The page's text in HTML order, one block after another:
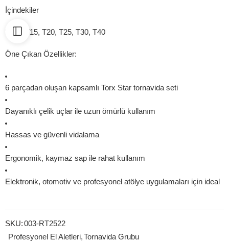
İçindekiler
*T10, T15, T20, T25, T30, T40
Öne Çıkan Özellikler:
6 parçadan oluşan kapsamlı Torx Star tornavida seti
Dayanıklı çelik uçlar ile uzun ömürlü kullanım
Hassas ve güvenli vidalama
Ergonomik, kaymaz sap ile rahat kullanım
Elektronik, otomotiv ve profesyonel atölye uygulamaları için ideal
SKU:003-RT2522
Profesyonel El Aletleri,Tornavida Grubu